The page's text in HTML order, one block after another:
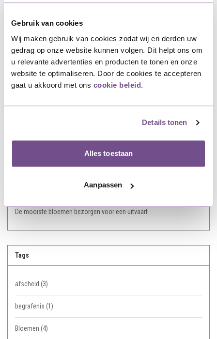
Gebruik van cookies
Wij maken gebruik van cookies zodat wij en derden uw
gedrag op onze website kunnen volgen. Dit helpt ons om
u relevante advertenties en producten te tonen en onze
website te optimaliseren. Door de cookies te accepteren
gaat u akkoord met ons cookie beleid.
Details tonen
Alles toestaan
Aanpassen
5x Passende teksten crematieplechtigheid
Afscheid kaartje voor bij een rouwboeket
Alternatief voor rouwboeket op begrafenis
Rouw is al zwaar genoeg , dit helpt bij de rest
De mooiste bloemen bezorgen voor een uitvaart
Tags
afscheid (3)
begrafenis (1)
Bloemen (4)